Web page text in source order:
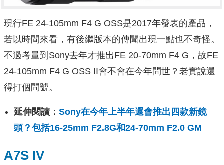
現行FE 24-105mm F4 G OSS是2017年發表的產品，
若以時間來看，有後繼版本的傳聞出現一點也不奇怪。
不過考量到Sony去年才推出FE 20-70mm F4 G，故FE
24-105mm F4 G OSS II會不會在今年問世？老實說還
得打個問號。
延伸閱讀： Sony在今年上半年還會推出四款新鏡
頭？包括16-25mm F2.8G和24-70mm F2.0 GM
A7S IV